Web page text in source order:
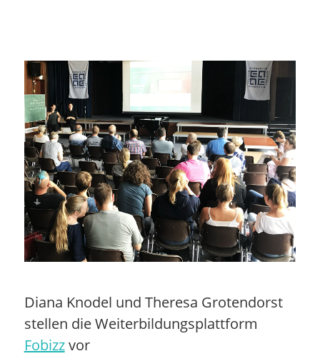
Diana Knodel und Theresa Grotendorst
stellen die Weiterbildungsplattform
Fobizzvor